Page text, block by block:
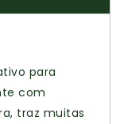
para
com
traz muitas